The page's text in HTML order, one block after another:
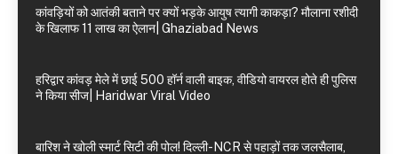
कांवड़ियों को आतंकी बताने पर क्यों भड़के आयुष त्यागी काकड़ा? मौलाना रशीदी
के खिलाफ 11 लाख का ऐलान| Ghaziabad News
हरिद्वार कांवड़ मेले में छाई 500 हॉर्न वाली बाइक, वीडियो वायरल होते ही पुलिस
ने किया सीज| Haridwar Viral Video
बारिश ने खोली स्मार्ट सिटी की पोल! दिल्ली-NCR से पहाड़ों तक जलसैलाब,